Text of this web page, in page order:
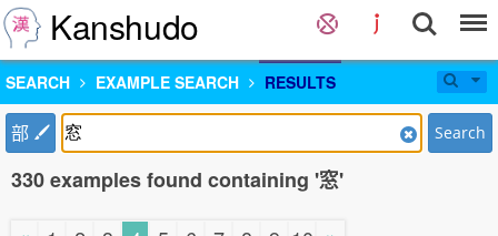
Kanshudo
SEARCH EXAMPLE SEARCH RESULTS
部 Search
330 examples found containing '窓'